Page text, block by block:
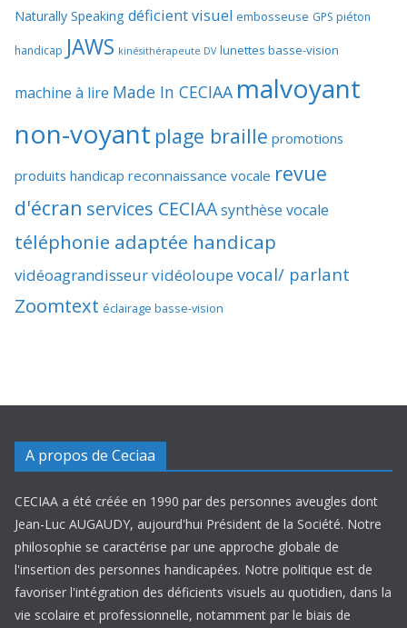
Naturally Speaking déficient visuel embosseuse GPS piéton
handicap JAWS kinésithérapeute DV lunettes basse-vision
machine à lire Made In CECIAA malvoyant
non-voyant plage braille promotions
produits handicap reconnaissance vocale revue
d'écran services CECIAAsynthèse vocale
téléphonie adaptée handicap
vidéoagrandisseurvidéoloupevocal/ parlant
Zoomtext éclairage basse-vision
A propos de Ceciaa
CECIAA a été créée en 1990 par des personnes aveugles dont
Jean-Luc AUGAUDY, aujourd'hui Président de la Société. Notre
philosophie se caractérise par une approche globale de
l'insertion des personnes handicapées. Notre politique est de
favoriser l'intégration des déficients visuels au quotidien, dans la
vie scolaire et professionnelle, notamment par le biais de